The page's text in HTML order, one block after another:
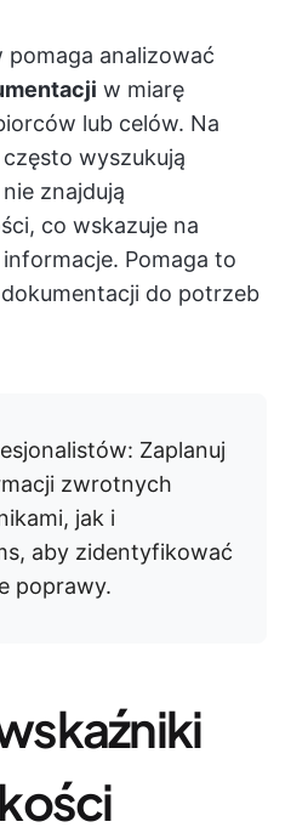
pomaga analizować
w miarę
lub celów. Na
wyszukują
znajdują
co wskazuje na
Pomaga to
do potrzeb
Zaplanuj
zwrotnych
jak i
aby zidentyfikować
poprawy.